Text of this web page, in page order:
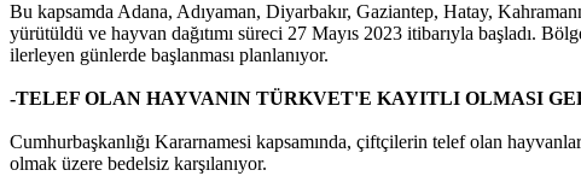
Bu kapsamda Adana, Adıyaman, Diyarbakır, Gaziantep, Hatay,
yürütüldü ve hayvan dağıtımı süreci 27 Mayıs 2023 itibarıyla başladı.
ilerleyen günlerde başlanması planlanıyor.
-TELEF OLAN HAYVANIN TÜRKVET'E KAYITLI OLMASI
Cumhurbaşkanlığı Kararnamesi kapsamında, çiftçilerin telef olan
olmak üzere bedelsiz karşılanıyor.